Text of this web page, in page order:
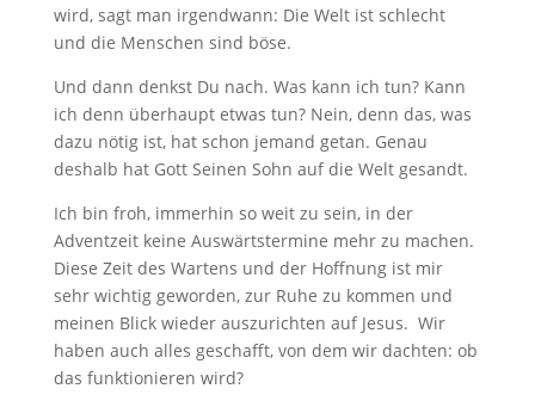
wird, sagt man irgendwann: Die Welt ist schlecht
und die Menschen sind böse.
Und dann denkst Du nach. Was kann ich tun? Kann
ich denn überhaupt etwas tun? Nein, denn das, was
dazu nötig ist, hat schon jemand getan. Genau
deshalb hat Gott Seinen Sohn auf die Welt gesandt.
Ich bin froh, immerhin so weit zu sein, in der
Adventzeit keine Auswärtstermine mehr zu machen.
Diese Zeit des Wartens und der Hoffnung ist mir
sehr wichtig geworden, zur Ruhe zu kommen und
meinen Blick wieder auszurichten auf Jesus. Wir
haben auch alles geschafft, von dem wir dachten: ob
das funktionieren wird?